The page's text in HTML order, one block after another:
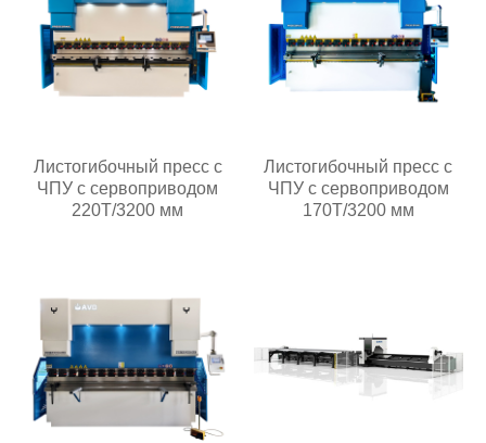
Листогибочный пресс с
ЧПУ с сервоприводом
220T/3200 мм
Листогибочный пресс с
ЧПУ с сервоприводом
170T/3200 мм